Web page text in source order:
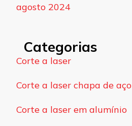
agosto 2024
Categorias
Corte a laser
Corte a laser chapa de aço
Corte a laser em alumínio